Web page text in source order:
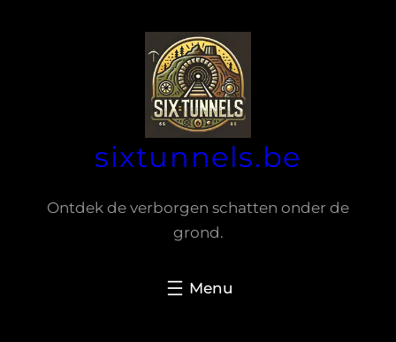
sixtunnels.be
Ontdek de verborgen schatten onder de
grond.